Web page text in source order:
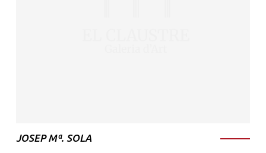
JOSEP Mª. SOLA